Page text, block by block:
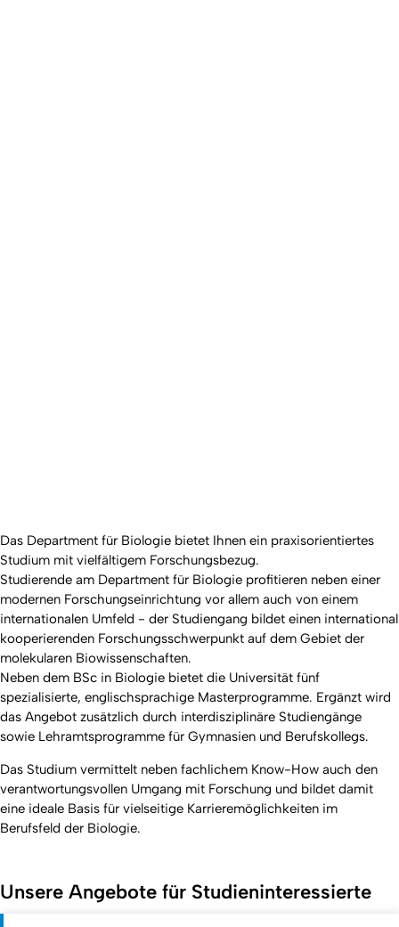
Das Department für Biologie bietet Ihnen ein praxisorientiertes
Studium mit vielfältigem Forschungsbezug.
Studierende am Department für Biologie profitieren neben einer
modernen Forschungseinrichtung vor allem auch von einem
internationalen Umfeld - der Studiengang bildet einen international
kooperierenden Forschungsschwerpunkt auf dem Gebiet der
molekularen Biowissenschaften.
Neben dem BSc in Biologie bietet die Universität fünf
spezialisierte, englischsprachige Masterprogramme. Ergänzt wird
das Angebot zusätzlich durch interdisziplinäre Studiengänge
sowie Lehramtsprogramme für Gymnasien und Berufskollegs.
Das Studium vermittelt neben fachlichem Know-How auch den
verantwortungsvollen Umgang mit Forschung und bildet damit
eine ideale Basis für vielseitige Karrieremöglichkeiten im
Berufsfeld der Biologie.
Unsere Angebote für Studieninteressierte